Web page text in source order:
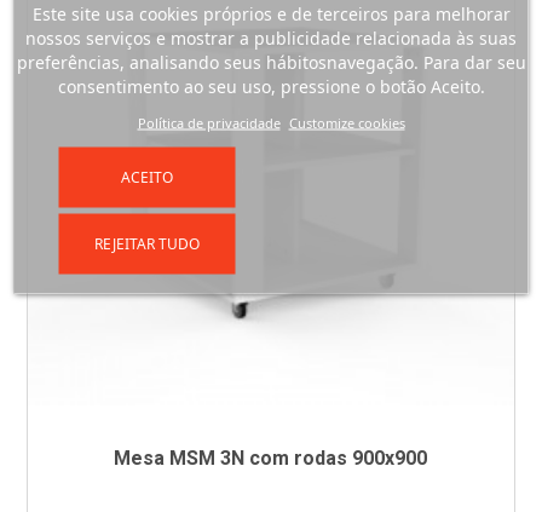
Mesa MSM 3N com rodas 900x900
Este site usa cookies próprios e de terceiros para melhorar
nossos serviços e mostrar a publicidade relacionada às suas
preferências, analisando seus hábitosnavegação. Para dar seu
consentimento ao seu uso, pressione o botão Aceito.
Política de privacidade Customize cookies
REJEITAR TUDO
ACEITO